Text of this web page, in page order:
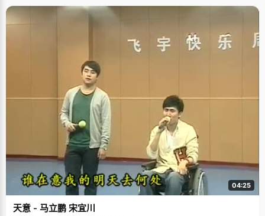
04:25
天意 - 马立鹏 宋宜川